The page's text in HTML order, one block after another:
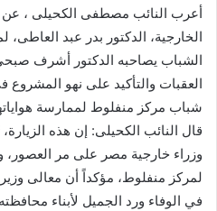
أعرب النائب مصطفى الكحيلى ، عن
الخارجية، الدكتور بدر عبد العاطى،
الشباب يصاحبه الدكتور أشرف صبحى
العقبات والتأكيد على نهو المشروع
شباب مركز منفلوط لممارسة
قال النائب الكحيلى: إن هذه
وزراء خارجية مصر على مر العصور،
لمركز منفلوط، مؤكداً أن معالى
في الوفاء ورد الجميل لأبناء